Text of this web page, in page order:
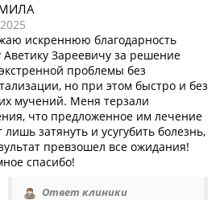
искреннюю благодарность
Аветику Зареевичу за решение
проблемы без
но при этом быстро и без
мучений. Меня терзали
что предложенное им лечение
лишь затянуть и усугубить болезнь,
превзошел все ожидания!
спасибо!
Ответ клиники